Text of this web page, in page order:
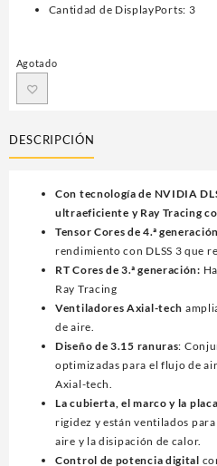
Cantidad de DisplayPorts: 3
Agotado
DESCRIPCIÓN
Con tecnología de NVIDIA
ultraeficiente y Ray Tracing
Tensor Cores de 4.ª
rendimiento con DLSS 3 que
RT Cores de 3.ª generación:
Ray Tracing
Ventiladores Axial-tech
de aire.
Diseño de 3.15 ranuras:
optimizadas para el flujo de
Axial-tech.
La cubierta, el marco y la
rigidez y están ventilados
aire y la disipación de calor.
Control de potencia digital